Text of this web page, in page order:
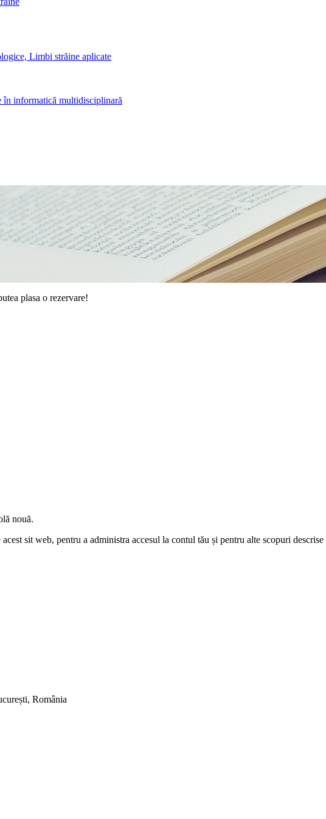
Limbi străine aplicate
în informatică multidisciplinară
plasa o rezervare!
nouă.
sit web, pentru a administra accesul la contul tău și pentru alte scopuri descrise
România